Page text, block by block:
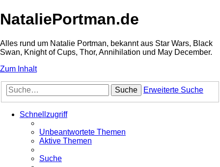
NataliePortman.de
Alles rund um Natalie Portman, bekannt aus Star Wars, Black
Swan, Knight of Cups, Thor, Annihilation und May December.
Zum Inhalt
Suche Erweiterte Suche
Schnellzugriff
Unbeantwortete Themen
Aktive Themen
Suche